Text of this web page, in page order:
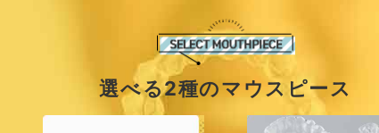
選べる2種のマウスピース